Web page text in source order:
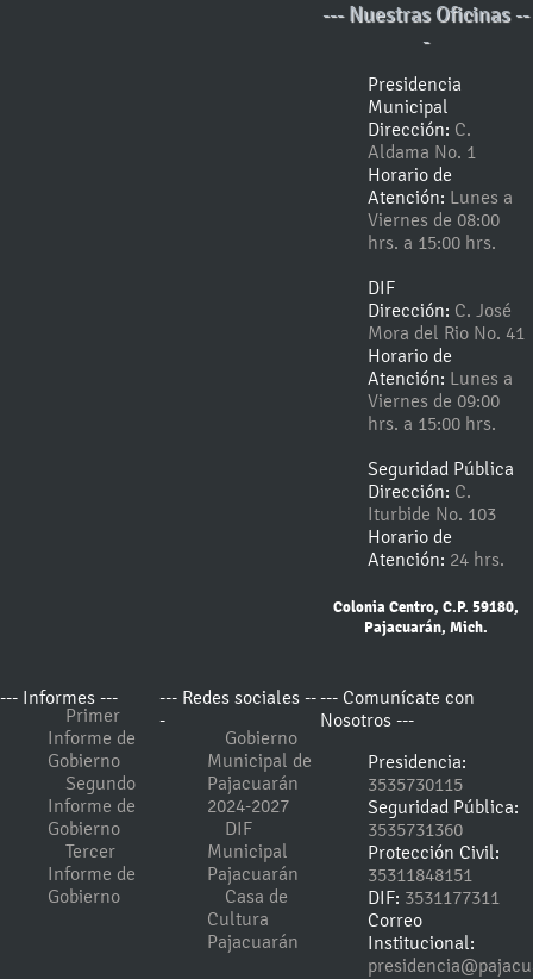
--- Nuestras Oficinas --
-
Presidencia
Municipal
Dirección: C.
Aldama No. 1
Horario de
Atención: Lunes a
Viernes de 08:00
hrs. a 15:00 hrs.
DIF
Dirección: C. José
Mora del Rio No. 41
Horario de
Atención: Lunes a
Viernes de 09:00
hrs. a 15:00 hrs.
Seguridad Pública
Dirección: C.
Iturbide No. 103
Horario de
Atención: 24 hrs.
Colonia Centro, C.P. 59180,
Pajacuarán, Mich.
--- Informes ---
Primer
Informe de
Gobierno
Segundo
Informe de
Gobierno
Tercer
Informe de
Gobierno
--- Redes sociales --
-
Gobierno
Municipal de
Pajacuarán
2024-2027
DIF
Municipal
Pajacuarán
Casa de
Cultura
Pajacuarán
--- Comunícate con
Nosotros ---
Presidencia:
3535730115
Seguridad Pública:
3535731360
Protección Civil:
35311848151
DIF: 3531177311
Correo
Institucional: